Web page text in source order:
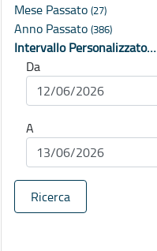
Mese Passato (27)
Anno Passato (386)
Intervallo Personalizzato…
Da
A
Ricerca